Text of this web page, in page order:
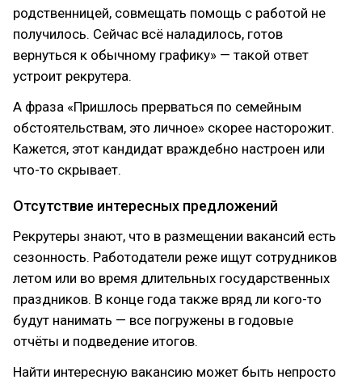
родственницей, совмещать помощь с работой не
получилось. Сейчас всё наладилось, готов
вернуться к обычному графику» — такой ответ
устроит рекрутера.
А фраза «Пришлось прерваться по семейным
обстоятельствам, это личное» скорее насторожит.
Кажется, этот кандидат враждебно настроен или
что-то скрывает.
Отсутствие интересных предложений
Рекрутеры знают, что в размещении вакансий есть
сезонность. Работодатели реже ищут сотрудников
летом или во время длительных государственных
праздников. В конце года также вряд ли кого-то
будут нанимать — все погружены в годовые
отчёты и подведение итогов.
Найти интересную вакансию может быть непросто